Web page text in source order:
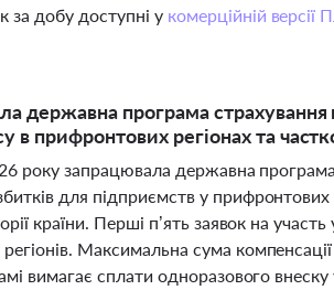
за добу доступні у комерційній
державна програма
в прифронтових регіонах та
року запрацювала державна
для підприємств у
країни. Перші п’ять заявок на
Максимальна сума
вимагає сплати одноразового